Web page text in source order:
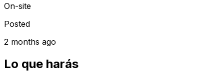
On-site
Posted
2 months ago
Lo que harás